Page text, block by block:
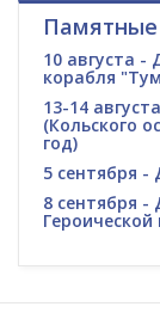
10 августа -
корабля
13-14
(Кольского
год)
5 сентября -
8 сентября -